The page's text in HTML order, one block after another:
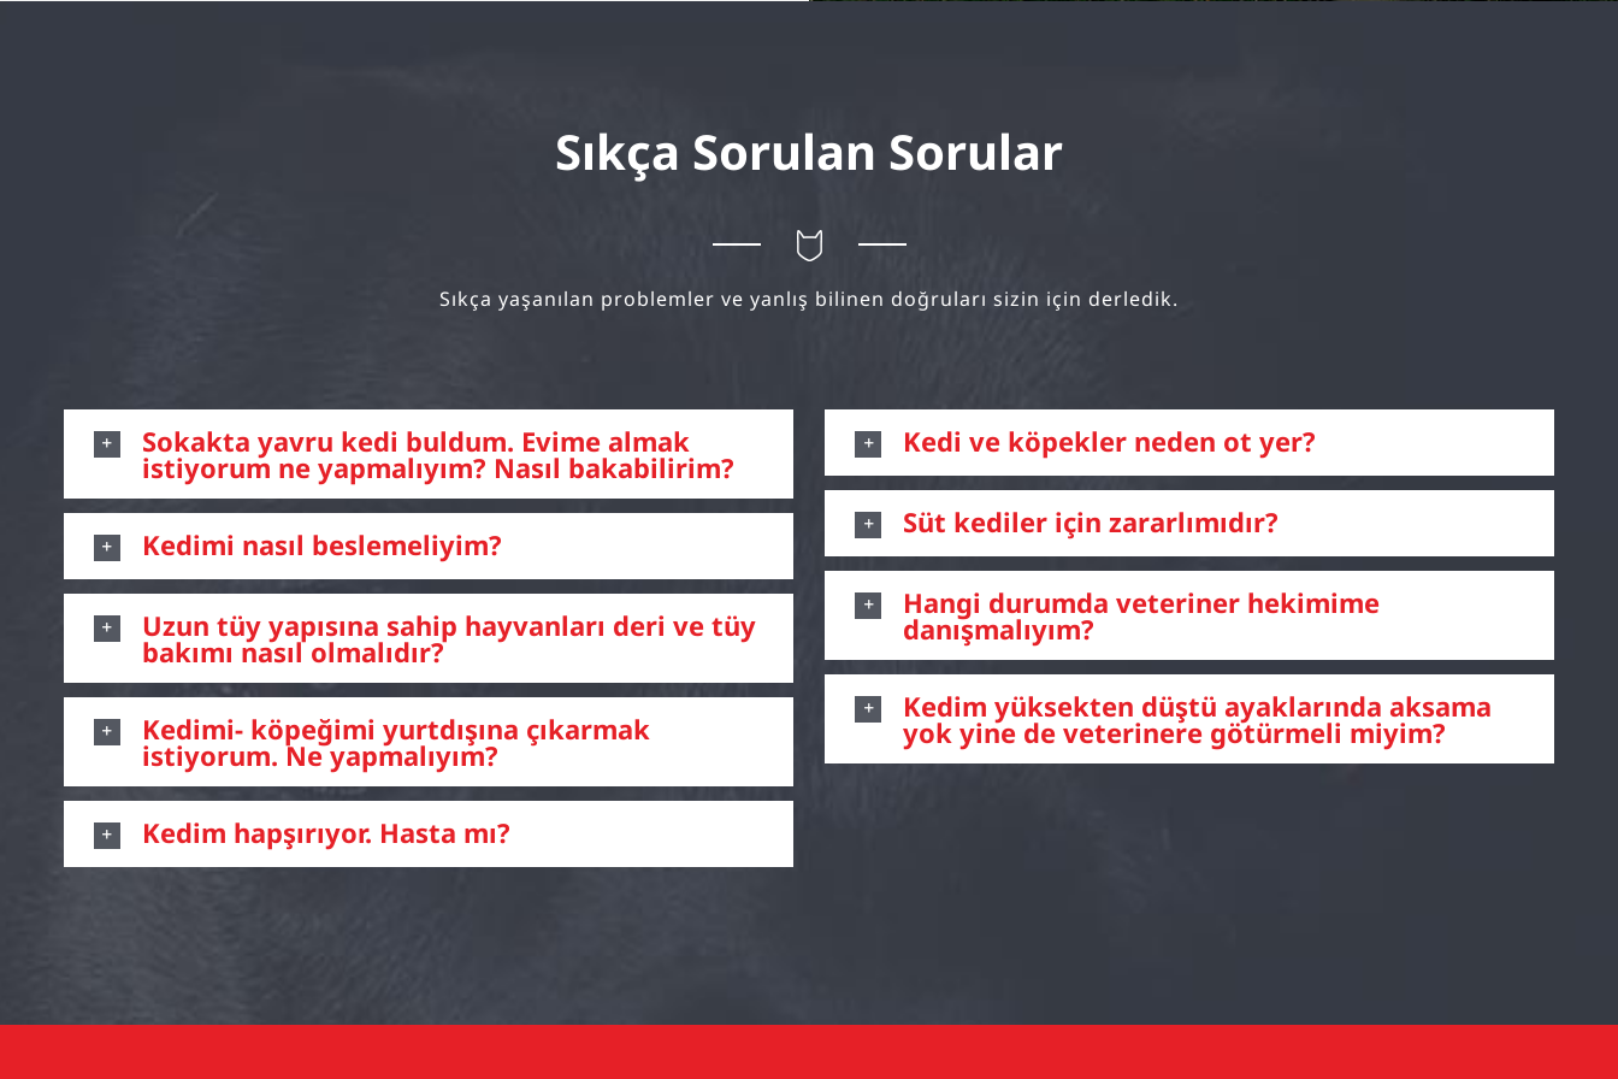
Sıkça Sorulan Sorular
Sıkça yaşanılan problemler ve yanlış bilinen doğruları sizin için derledik.
Sokakta yavru kedi buldum. Evime almak
istiyorum ne yapmalıyım? Nasıl bakabilirim?
Kedimi nasıl beslemeliyim?
Uzun tüy yapısına sahip hayvanları deri ve tüy
bakımı nasıl olmalıdır?
Kedimi- köpeğimi yurtdışına çıkarmak
istiyorum. Ne yapmalıyım?
Kedim hapşırıyor. Hasta mı?
Kedi ve köpekler neden ot yer?
Süt kediler için zararlımıdır?
Hangi durumda veteriner hekimime
danışmalıyım?
Kedim yüksekten düştü ayaklarında aksama
yok yine de veterinere götürmeli miyim?